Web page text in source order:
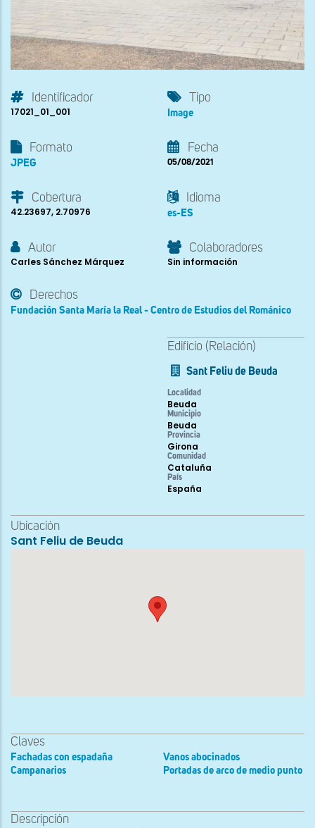
Identificador
17021_01_001
Tipo
Image
Formato
JPEG
Fecha
05/08/2021
Cobertura
42.23697, 2.70976
Idioma
es-ES
Autor
Carles Sánchez Márquez
Colaboradores
Sin información
Derechos
Fundación Santa María la Real - Centro de Estudios del Románico
Edificio (Relación)
Sant Feliu de Beuda
Localidad
Beuda
Municipio
Beuda
Provincia
Girona
Comunidad
Cataluña
País
España
Ubicación
Sant Feliu de Beuda
Claves
Fachadas con espadaña
Campanarios
Vanos abocinados
Portadas de arco de medio punto
Descripción